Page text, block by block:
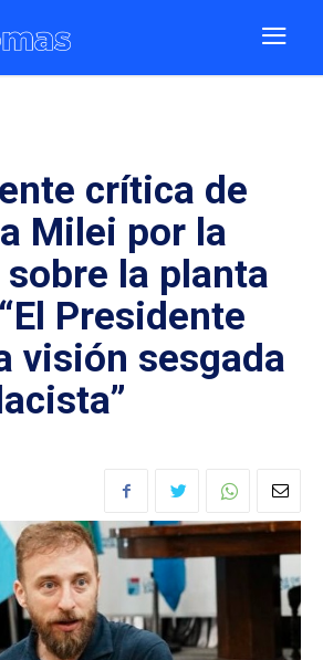
crítica de
Milei por la
la planta
Presidente
visión sesgada